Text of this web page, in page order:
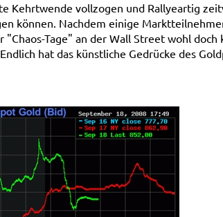
Kehrtwende vollzogen und Rallyeartig
können. Nachdem einige
Tage" an der Wall Street wohl doch
hat das künstliche Gedrücke des